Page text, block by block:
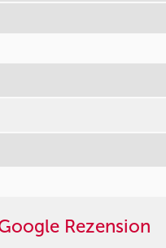
Rezension